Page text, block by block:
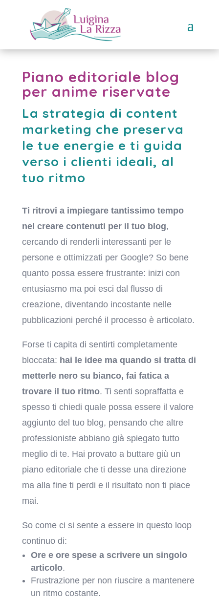
Piano editoriale blog
per anime riservate
La strategia di content
marketing che preserva
le tue energie e ti guida
verso i clienti ideali, al
tuo ritmo
Ti ritrovi a impiegare tantissimo tempo
nel creare contenuti per il tuo blog,
cercando di renderli interessanti per le
persone e ottimizzati per Google? So bene
quanto possa essere frustrante: inizi con
entusiasmo ma poi esci dal flusso di
creazione, diventando incostante nelle
pubblicazioni perché il processo è articolato.
Forse ti capita di sentirti completamente
bloccata: hai le idee ma quando si tratta di
metterle nero su bianco, fai fatica a
trovare il tuo ritmo. Ti senti sopraffatta e
spesso ti chiedi quale possa essere il valore
aggiunto del tuo blog, pensando che altre
professioniste abbiano già spiegato tutto
meglio di te. Hai provato a buttare giù un
piano editoriale che ti desse una direzione
ma alla fine ti perdi e il risultato non ti piace
mai.
So come ci si sente a essere in questo loop
continuo di:
Ore e ore spese a scrivere un singolo
articolo.
Frustrazione per non riuscire a mantenere
un ritmo costante.